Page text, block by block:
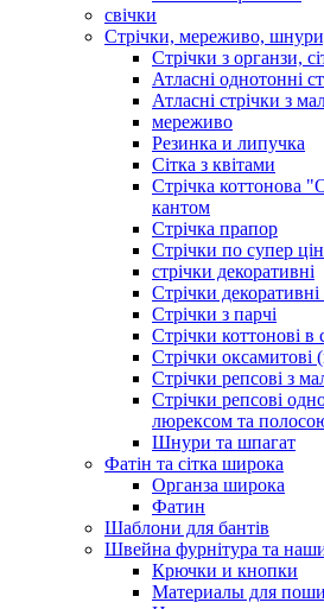
свічки
Стрічки, мереживо,
Стрічки з органзи,
Атласні однотонні
Атласні стрічки з
мереживо
Резинка и липучка
Сітка з квітами
Стрічка коттонова
кантом
Стрічка прапор
Стрічки по супер
стрічки декоративні
Стрічки декоративні
Стрічки з парчі
Стрічки коттонові в
Стрічки оксамитові
Стрічки репсові з
Стрічки репсові
люрексом та
Шнури та шпагат
Фатін та сітка широка
Органза широка
Фатин
Шаблони для бантів
Швейна фурнітура та
Крючки и кнопки
Материалы для